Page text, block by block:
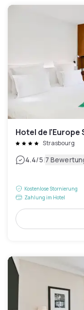
Hotel de
Strasbourg
4.4/5|7
Kostenlose Stornierung
Zahlung im Hotel